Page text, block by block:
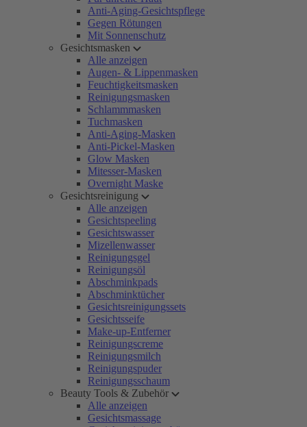
Anti-Aging-Gesichtspflege
Gegen Rötungen
Mit Sonnenschutz
Gesichtsmasken
Alle anzeigen
Augen- & Lippenmasken
Feuchtigkeitsmasken
Reinigungsmasken
Schlammmasken
Tuchmasken
Anti-Aging-Masken
Anti-Pickel-Masken
Glow Masken
Mitesser-Masken
Overnight Maske
Gesichtsreinigung
Alle anzeigen
Gesichtspeeling
Gesichtswasser
Mizellenwasser
Reinigungsgel
Reinigungsöl
Abschminkpads
Abschminktücher
Gesichtsreinigungssets
Gesichtsseife
Make-up-Entferner
Reinigungscreme
Reinigungsmilch
Reinigungspuder
Reinigungsschaum
Beauty Tools & Zubehör
Alle anzeigen
Gesichtsmassage